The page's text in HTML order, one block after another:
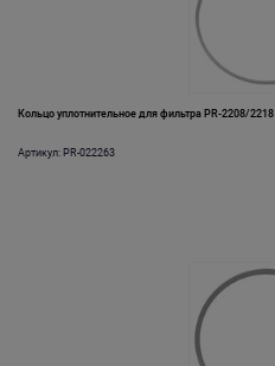
Кольцо уплотнительное для фильтра PR-2208/2218
Артикул: PR-022263